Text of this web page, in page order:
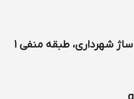
شهرداری، طبقه منفی ۱